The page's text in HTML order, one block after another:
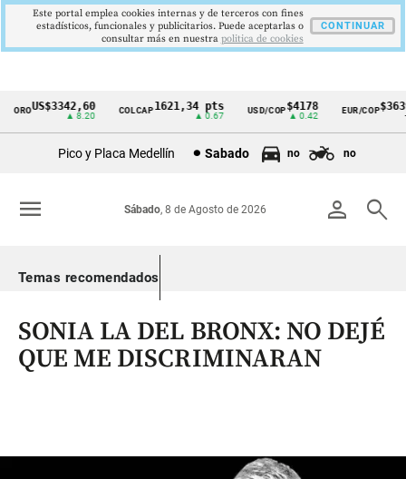
Cintillo
Colombia
US$3342,60
▲ 8.20
COLCAP1621,34 pts
▲ 0.67
USD/COP$4178
▲ 0.42
EUR/COP$3639
Pico y Placa Medellín Sabado no no
person search
Sábado, 8 de Agosto de 2026
menu
Temas recomendados
SONIA LA DEL BRONX: NO DEJÉ
QUE ME DISCRIMINARAN
Este portal emplea cookies internas y de terceros con fines
estadísticos, funcionales y publicitarios. Puede aceptarlas o
consultar más en nuestra politica de cookies
CONTINUAR